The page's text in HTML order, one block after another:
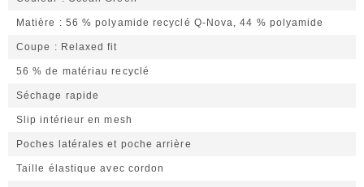
Matière 56 % polyamide recyclé Q-Nova, 44 % polyamide
Coupe Relaxed fit
56 % de matériau recyclé
Séchage rapide
Slip intérieur en mesh
Poches latérales et poche arrière
Taille élastique avec cordon